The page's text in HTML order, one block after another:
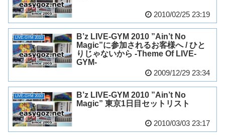
2010/02/25 23:19
LIVE-GYM 2010
B’z LIVE-GYM 2010 ”Ain’t No
Magic”に参加されるお客様へ / ひと
りじゃないから -Theme Of LIVE-
GYM-
2009/12/29 23:34
LIVE-GYM 2010
B’z LIVE-GYM 2010 ”Ain’t No
Magic” 東京1日目セットリスト
2010/03/03 23:17